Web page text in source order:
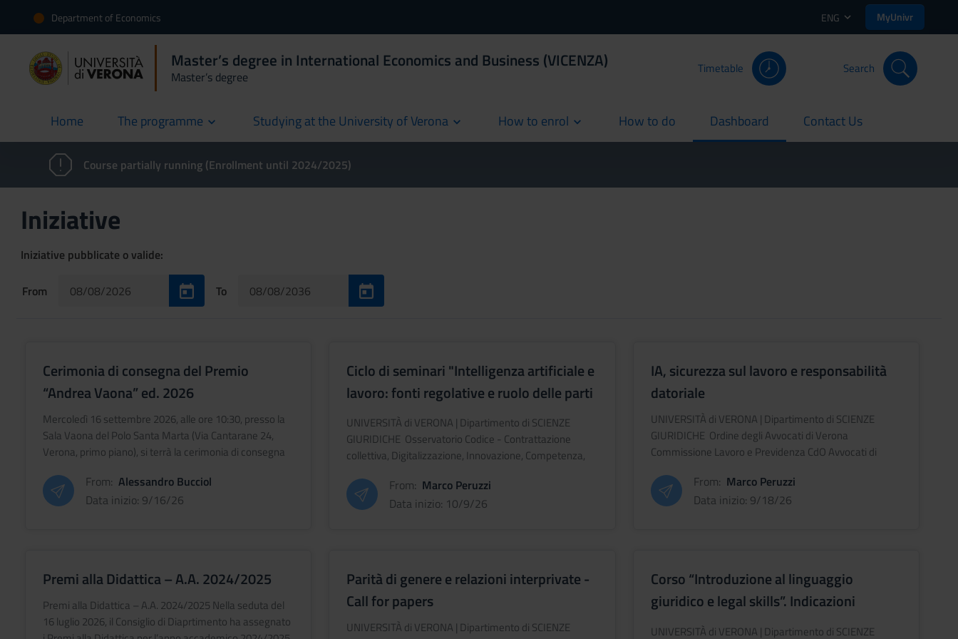
Department of Economics ENG MyUnivr
Master’s degree in International Economics and Business (VICENZA)
Master’s degree
Timetable Search
Home
current The programme Studying at the University of Verona How to enrol How to do
current Dashboard
current Contact Us
current
Course partially running (Enrollment until 2024/2025)
Iniziative
Iniziative pubblicate o valide:
From To
Cerimonia di consegna del Premio
“Andrea Vaona” ed. 2026
Mercoledì 16 settembre 2026, alle ore 10:30, presso la
Sala Vaona del Polo Santa Marta (Via Cantarane 24,
Verona, primo piano), si terrà la cerimonia di consegna
istituito in mem
From: Alessandro Bucciol
Data inizio: 9/16/26
Ciclo di seminari "Intelligenza artificiale e
lavoro: fonti regolative e ruolo delle parti
sociali" [dal 09.10.2026 all'11.12.2026]
UNIVERSITÀ di VERONA | Dipartimento di SCIENZE
GIURIDICHE Osservatorio Codice - Contrattazione
collettiva, Digitalizzazione, Innovazione, Competenza,
From: Marco Peruzzi
Data inizio: 10/9/26
IA, sicurezza sul lavoro e responsabilità
datoriale
UNIVERSITÀ di VERONA | Dipartimento di SCIENZE
GIURIDICHE Ordine degli Avvocati di Verona
Commissione Lavoro e Previdenza CdO Avvocati di
datoriale AFrom: Marco Peruzzi
Data inizio: 9/18/26
Premi alla Didattica – A.A. 2024/2025
Premi alla Didattica – A.A. 2024/2025 Nella seduta del
16 luglio 2026, il Consiglio di Diaprtimento ha assegnato
Parità di genere e relazioni interprivate -
Call for papers
UNIVERSITÀ di VERONA | Dipartimento di SCIENZE
Corso “Introduzione al linguaggio
giuridico e legal skills”. Indicazioni
iscrizione e test finale valido per i saperi
UNIVERSITÀ di VERONA | Dipartimento di SCIENZE